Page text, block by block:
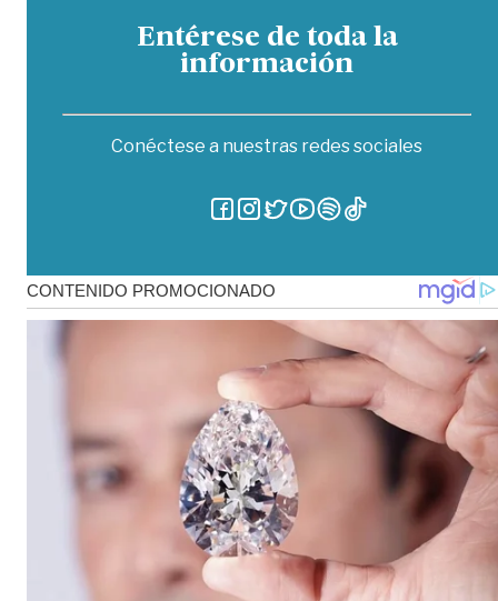
Entérese de toda la
información
Conéctese a nuestras redes sociales